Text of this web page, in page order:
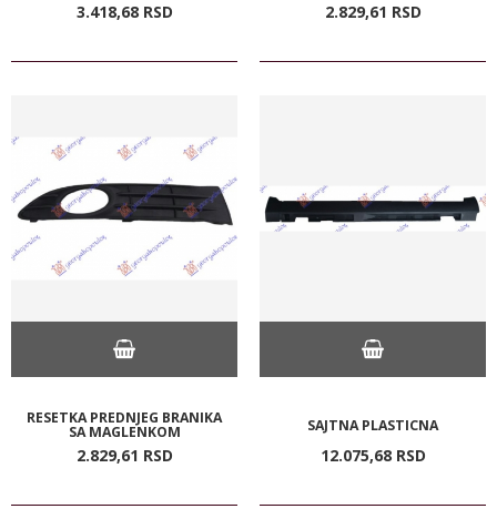
3.418,68 RSD 2.829,61 RSD
RESETKA PREDNJEG BRANIKA
SA MAGLENKOM
2.829,61 RSD
SAJTNA PLASTICNA
12.075,68 RSD